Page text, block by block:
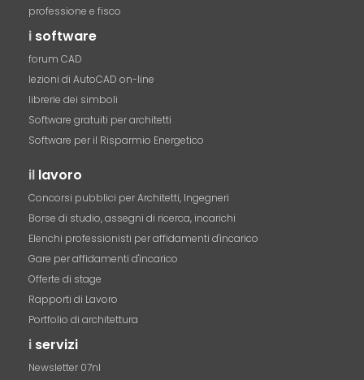
professione e fisco
i software
forum CAD
lezioni di AutoCAD on-line
librerie dei simboli
Software gratuiti per architetti
Software per il Risparmio Energetico
il lavoro
Concorsi pubblici per Architetti, Ingegneri
Borse di studio, assegni di ricerca, incarichi
Elenchi professionisti per affidamenti d'incarico
Gare per affidamenti d'incarico
Offerte di stage
Rapporti di Lavoro
Portfolio di architettura
i servizi
Newsletter 07nl